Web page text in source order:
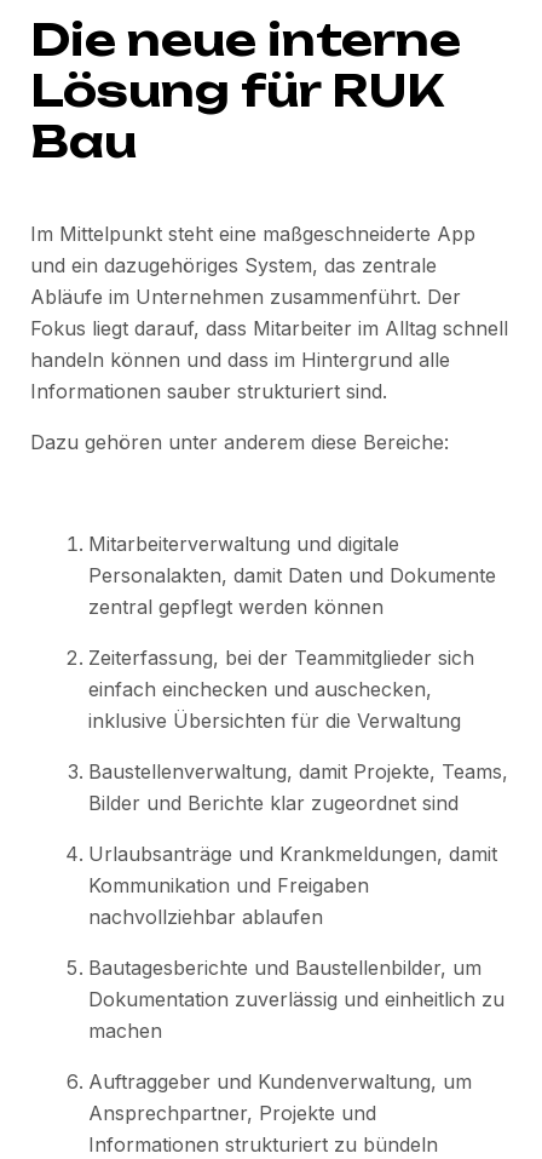
Die neue interne
Lösung für RUK
Bau
Im Mittelpunkt steht eine maßgeschneiderte App
und ein dazugehöriges System, das zentrale
Abläufe im Unternehmen zusammenführt. Der
Fokus liegt darauf, dass Mitarbeiter im Alltag schnell
handeln können und dass im Hintergrund alle
Informationen sauber strukturiert sind.
Dazu gehören unter anderem diese Bereiche:
Mitarbeiterverwaltung und digitale
Personalakten, damit Daten und Dokumente
zentral gepflegt werden können
Zeiterfassung, bei der Teammitglieder sich
einfach einchecken und auschecken,
inklusive Übersichten für die Verwaltung
Baustellenverwaltung, damit Projekte, Teams,
Bilder und Berichte klar zugeordnet sind
Urlaubsanträge und Krankmeldungen, damit
Kommunikation und Freigaben
nachvollziehbar ablaufen
Bautagesberichte und Baustellenbilder, um
Dokumentation zuverlässig und einheitlich zu
machen
Auftraggeber und Kundenverwaltung, um
Ansprechpartner, Projekte und
Informationen strukturiert zu bündeln